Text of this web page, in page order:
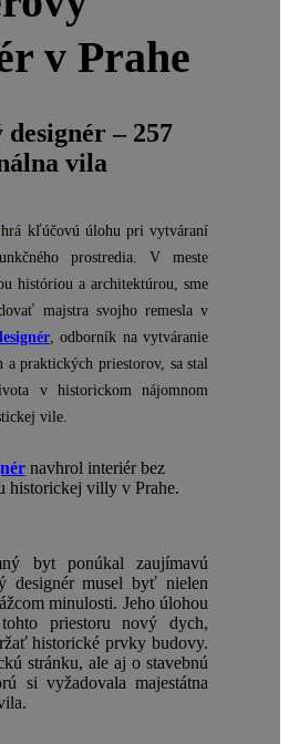
v Prahe
– 257
vila
hrá kľúčovú úlohu pri vytváraní
prostredia. V meste
históriou a architektúrou, sme
majstra svojho remesla v
, odborník na vytváranie
a praktických priestorov, sa stal
v historickom nájomnom
vile.
navhrol interiér bez
historickej villy v Prahe.
byt ponúkal zaujímavú
designér musel byť nielen
minulosti. Jeho úlohou
priestoru nový dych,
historické prvky budovy.
stránku, ale aj o stavebnú
si vyžadovala majestátna